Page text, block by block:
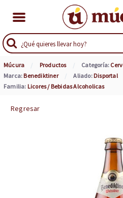
Múcura Productos Categoría:
Marca: Benediktiner Aliado: Disportal
Familia: Licores / Bebidas Alcoholicas
Regresar